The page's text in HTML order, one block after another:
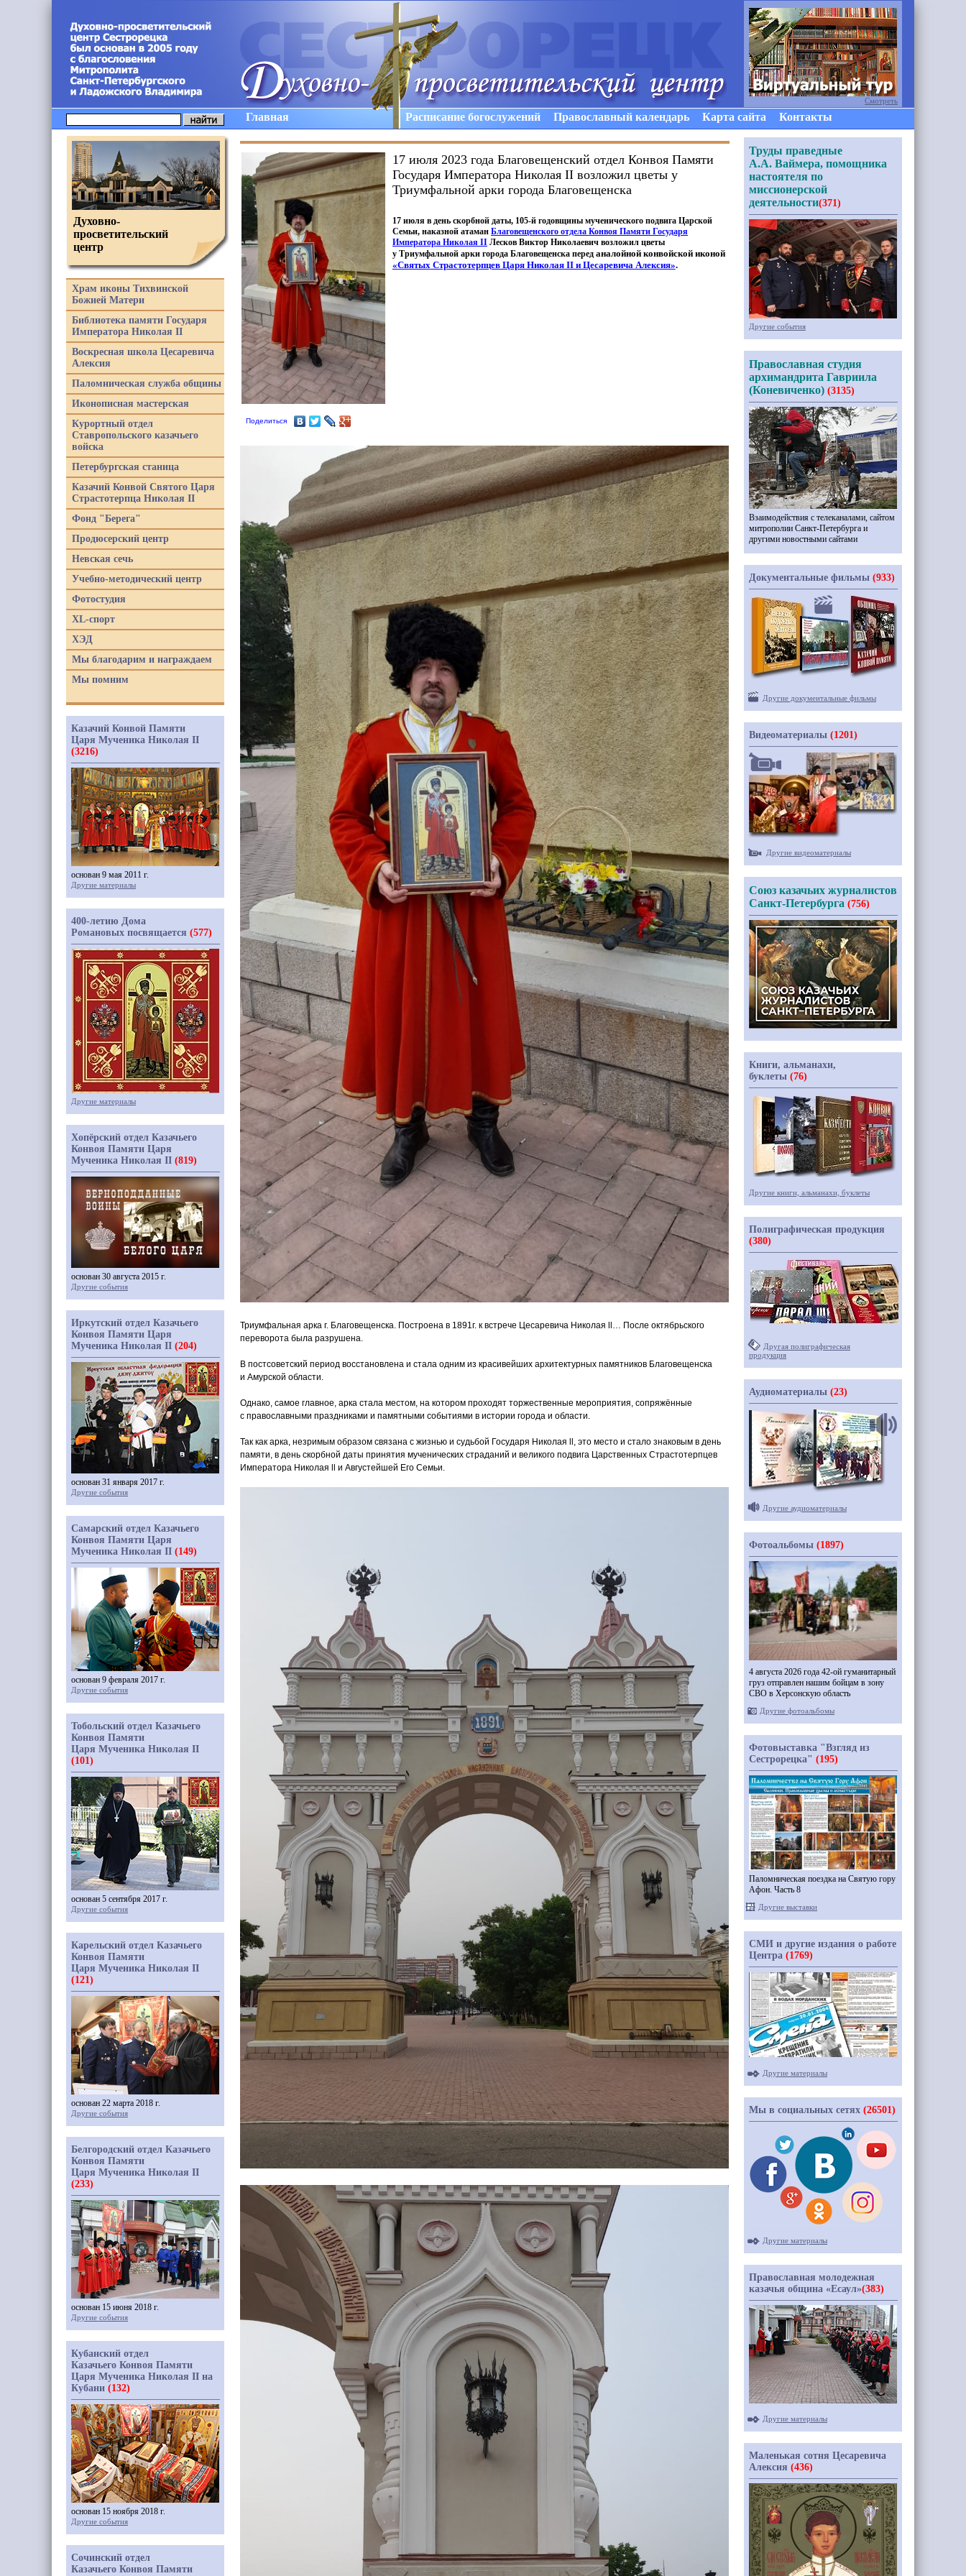
Главная Расписание богослужений Православный календарь Карта сайта Контакты
Поделиться
17 июля 2023 года Благовещенский отдел Конвоя Памяти
Государя Императора Николая II возложил цветы у
Триумфальной арки города Благовещенска
17 июля в день скорбной даты, 105-й годовщины мученического подвига Царской
Семьи, наказной атаман Благовещенского отдела Конвоя Памяти Государя
Императора Николая II Лесков Виктор Николаевич возложил цветы
у Триумфальной арки города Благовещенска перед аналойной конвойской иконой
«СвятыхСтрастотерпцев Царя Николая II и Цесаревича Алексия».
Триумфальная арка г. Благовещенска. Построена в 1891г. к встрече Цесаревича Николая ll… После октябрьского
переворота была разрушена.
В постсоветский период восстановлена и стала одним из красивейших архитектурных памятников Благовещенска
и Амурской области.
Однако, самое главное, арка стала местом, на котором проходят торжественные мероприятия, сопряжённые
с православными праздниками и памятными событиями в истории города и области.
Так как арка, незримым образом связана с жизнью и судьбой Государя Николая ll, это место и стало знаковым в день
памяти, в день скорбной даты принятия мученических страданий и великого подвига Царственных Страстотерпцев
Императора Николая ll и Августейшей Его Семьи.
Духовно-
просветительский
центр
Храм иконы Тихвинской
Божией Матери
Библиотека памяти Государя
Императора Николая II
Воскресная школа Цесаревича
Алексия
Паломническая служба общины
Иконописная мастерская
Курортный отдел
Ставропольского казачьего
войска
Петербургская станица
Казачий Конвой Святого Царя
Страстотерпца Николая II
Фонд "Берега"
Продюсерский центр
Невская сечь
Учебно-методический центр
Фотостудия
XL-спорт
ХЭД
Мы благодарим и награждаем
Мы помним
Казачий Конвой Памяти
Царя Мученика Николая II
(3216)
основан 9 мая 2011 г.
Другие материалы
400-летию Дома
Романовых посвящается (577)
Другие материалы
Хопёрский отдел Казачьего
Конвоя Памяти Царя
Мученика Николая II (819)
основан 30 августа 2015 г.
Другие события
Иркутский отдел Казачьего
Конвоя Памяти Царя
Мученика Николая II (204)
основан 31 января 2017 г.
Другие события
Самарский отдел Казачьего
Конвоя Памяти Царя
Мученика Николая II (149)
основан 9 февраля 2017 г.
Другие события
Тобольский отдел Казачьего
Конвоя Памяти
Царя Мученика Николая II
(101)
основан 5 сентября 2017 г.
Другие события
Карельский отдел Казачьего
Конвоя Памяти
Царя Мученика Николая II
(121)
основан 22 марта 2018 г.
Другие события
Белгородский отдел Казачьего
Конвоя Памяти
Царя Мученика Николая II
(233)
основан 15 июня 2018 г.
Другие события
Кубанский отдел
Казачьего Конвоя Памяти
Царя Мученика Николая II на
Кубани (132)
основан 15 ноября 2018 г.
Другие события
Сочинский отдел
Казачьего Конвоя Памяти
Смотреть
Труды праведные
А.А. Ваймера, помощника
настоятеля по
миссионерской
деятельности(371)
Другие события
Православная студия
архимандрита Гавриила
(Коневиченко) (3135)
Взаимодействия с телеканалами, сайтом
митрополии Санкт-Петербурга и
другими новостными сайтами
Документальные фильмы (933)
Другие документальные фильмы
Видеоматериалы (1201)
Другие видеоматериалы
Союз казачьих журналистов
Санкт-Петербурга (756)
Книги, альманахи,
буклеты (76)
Другие книги, альманахи, буклеты
Полиграфическая продукция
(380)
Другая полиграфическая
продукция
Аудиоматериалы (23)
Другие аудиоматериалы
Фотоальбомы (1897)
4 августа 2026 года 42-ой гуманитарный
груз отправлен нашим бойцам в зону
СВО в Херсонскую область
Другие фотоальбомы
Фотовыставка "Взгляд из
Сестрорецка" (195)
Паломническая поездка на Святую гору
Афон. Часть 8
Другие выставки
СМИ и другие издания о работе
Центра (1769)
Другие материалы
Мы в социальных сетях (26501)
Другие материалы
Православная молодежная
казачья община «Есаул»(383)
Другие материалы
Маленькая сотня Цесаревича
Алексия (436)